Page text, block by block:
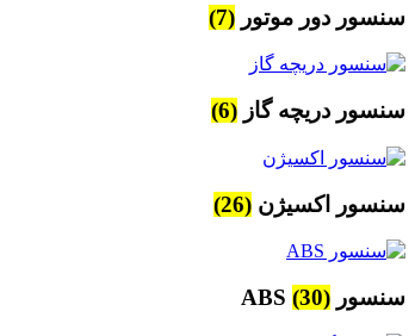
سنسور دور موتور (7)
سنسور دریچه گاز (6)
سنسور اکسیژن (26)
سنسور ABS (30)